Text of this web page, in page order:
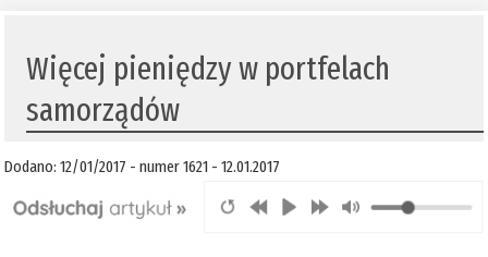
Więcej pieniędzy w portfelach
samorządów
Dodano: 12/01/2017 - numer 1621 - 12.01.2017